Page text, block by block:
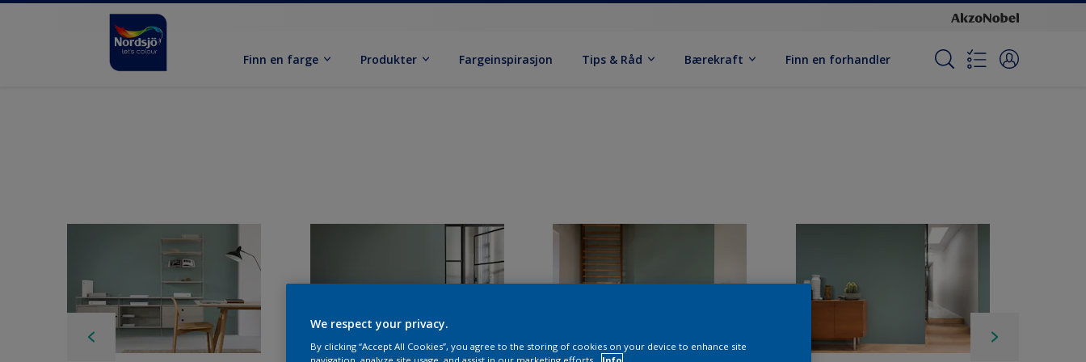
Finn en farge Produkter Fargeinspirasjon Tips & Råd Bærekraft Finn en forhandler
We respect your privacy.
By clicking “Accept All Cookies”, you agree to the storing of cookies on your device to enhance site